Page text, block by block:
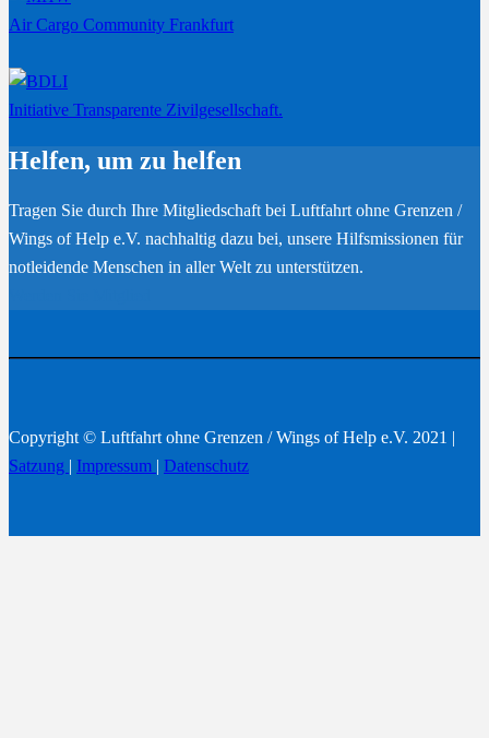
Air Cargo Community Frankfurt
Initiative Transparente Zivilgesellschaft.
Helfen, um zu helfen
Tragen Sie durch Ihre Mitgliedschaft bei Luftfahrt ohne Grenzen /
Wings of Help e.V. nachhaltig dazu bei, unsere Hilfsmissionen für
notleidende Menschen in aller Welt zu unterstützen.
Copyright © Luftfahrt ohne Grenzen / Wings of Help e.V. 2021 |
Satzung | Impressum | Datenschutz